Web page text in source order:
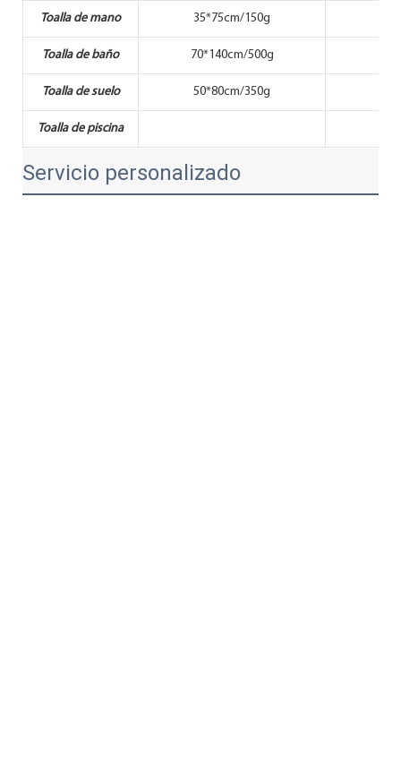
Toalla de mano 35*75cm/150g
Toalla de baño 70*140cm/500g
Toalla de suelo 50*80cm/350g
Toalla de piscina
Servicio personalizado